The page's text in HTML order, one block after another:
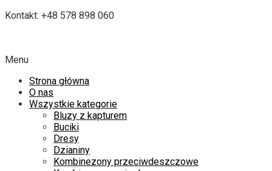
Kontakt: +48 578 898 060
Menu
Strona główna
O nas
Wszystkie kategorie
Bluzy z kapturem
Buciki
Dresy
Dzianiny
Kombinezony przeciwdeszczowe